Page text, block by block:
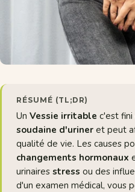
RÉSUMÉ (TL;DR)
Un Vessie irritable c'est fini
soudaine d'uriner et peut
qualité de vie. Les causes
changements hormonaux
urinaires stress ou des
d'un examen médical, vous